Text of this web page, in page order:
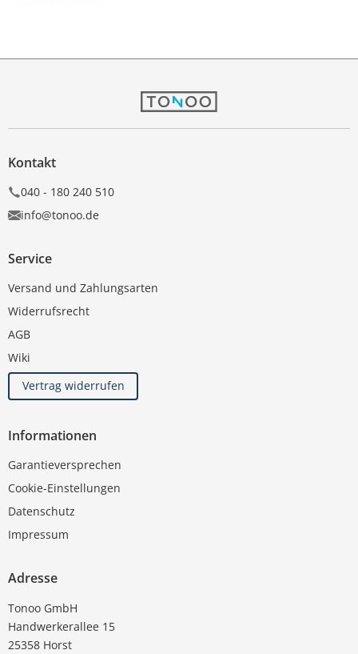
Kontakt
040 - 180 240 510
info@tonoo.de
Service
Versand und Zahlungsarten
Widerrufsrecht
AGB
Wiki
Vertrag widerrufen
Informationen
Garantieversprechen
Cookie-Einstellungen
Datenschutz
Impressum
Adresse
Tonoo GmbH
Handwerkerallee 15
25358 Horst